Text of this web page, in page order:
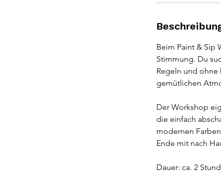
Beim Paint & Sip
Stimmung. Du
Regeln und ohne
gemütlichen
Der Workshop
die einfach
modernen
Ende mit nach
Dauer: ca. 2